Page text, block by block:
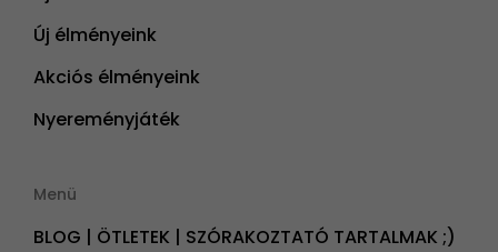
Új élményeink
Akciós élményeink
Nyereményjáték
Menü
BLOG | ÖTLETEK | SZÓRAKOZTATÓ TARTALMAK ;)